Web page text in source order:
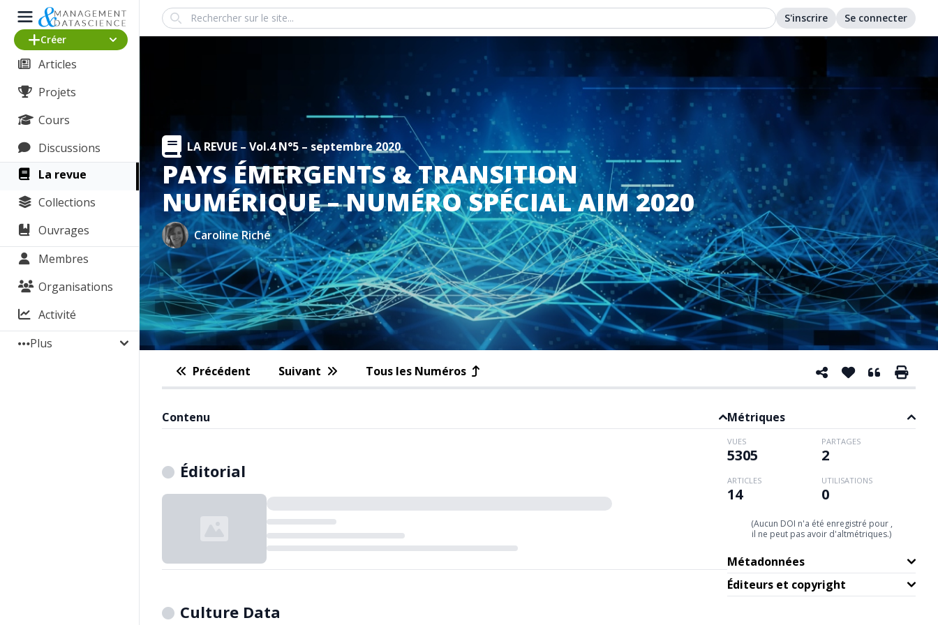
Créer
Articles
Projets
Cours
Discussions
La revue
Collections
Ouvrages
Membres
Organisations
Activité
Plus
Search S'inscrire Se connecter
LA REVUE – Vol.4 N°5 – septembre 2020
PAYS ÉMERGENTS & TRANSITION
NUMÉRIQUE – NUMÉRO SPÉCIAL AIM 2020
Caroline Riché
Précédent Suivant Tous les Numéros
Contenu
Éditorial
Chargement...
Culture Data
Métriques
VUES
5305
PARTAGES
2
ARTICLES
14
UTILISATIONS
0
(Aucun DOI n'a été enregistré pour ,
il ne peut pas avoir d'altmétriques.)
Métadonnées
Éditeurs et copyright